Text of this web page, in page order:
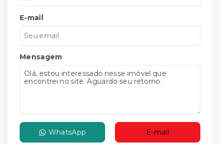
E-mail
Mensagem
WhatsApp E-mail